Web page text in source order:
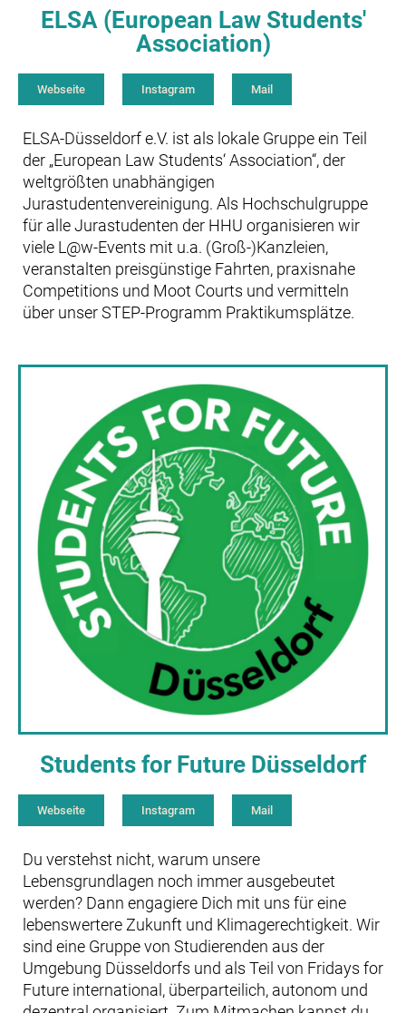
ELSA (European Law Students'
Association)
Webseite Instagram Mail
ELSA-Düsseldorf e.V. ist als lokale Gruppe ein Teil
der „European Law Students‘ Association“, der
weltgrößten unabhängigen
Jurastudentenvereinigung. Als Hochschulgruppe
für alle Jurastudenten der HHU organisieren wir
viele L@w-Events mit u.a. (Groß-)Kanzleien,
veranstalten preisgünstige Fahrten, praxisnahe
Competitions und Moot Courts und vermitteln
über unser STEP-Programm Praktikumsplätze.
Students for Future Düsseldorf
Webseite Instagram Mail
Du verstehst nicht, warum unsere
Lebensgrundlagen noch immer ausgebeutet
werden? Dann engagiere Dich mit uns für eine
lebenswertere Zukunft und Klimagerechtigkeit. Wir
sind eine Gruppe von Studierenden aus der
Umgebung Düsseldorfs und als Teil von Fridays for
Future international, überparteilich, autonom und